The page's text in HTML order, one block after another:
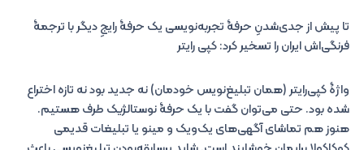
تا پیش از جدی‌شدنِ حرفۀ تجربه‌نویسی یک حرفۀ رایجِ دیگر با ترجمۀ
فرنگی‌اش ایران را تسخیر کرد: کپی رایتر
واژۀ کپی‌رایتر (همان تبلیغ‌نویس خودمان) نه جدید بود نه تازه اختراع
شده بود. حتی می‌توان گفت با یک حرفۀ نوستالژیک طرف هستیم.
هنوز هم تماشای آگهی‌های یک‌ویک و مینو یا تبلیغات قدیمی